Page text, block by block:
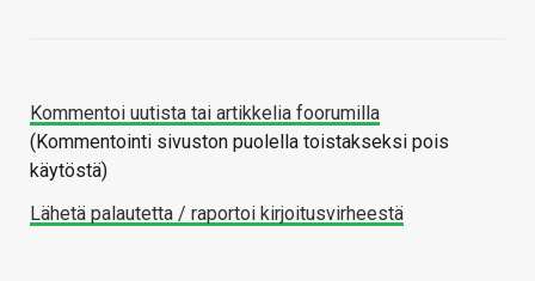
Kommentoi uutista tai artikkelia foorumilla
(Kommentointi sivuston puolella toistakseksi pois
käytöstä)
Lähetä palautetta / raportoi kirjoitusvirheestä